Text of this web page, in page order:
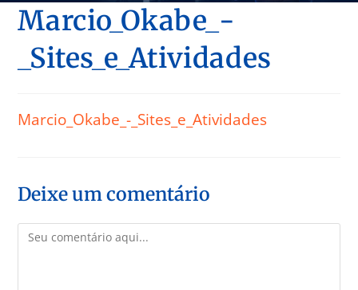
Marcio_Okabe_-
_Sites_e_Atividades
Marcio_Okabe_-_Sites_e_Atividades
Deixe um comentário